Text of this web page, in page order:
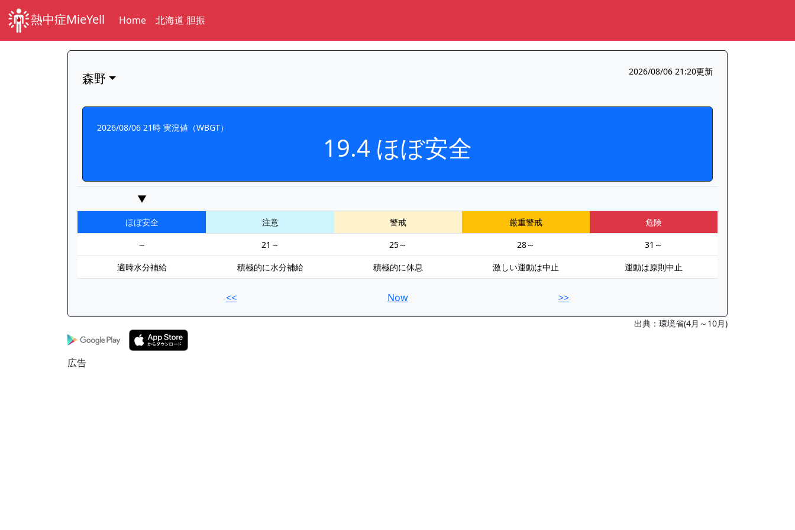
熱中症MieYell Home 北海道 胆振
森野 2026/08/06 21:20更新
2026/08/06 21時 実況値（WBGT）
19.4 ほぼ安全
▼
ほぼ安全 注意 警戒 厳重警戒
危険
～
21～ 25～ 28～
31～
適時水分補給
積極的に水分補給 積極的に休息 激しい運動は中止 運動は原則中止
<< Now >>
出典：環境省(4月～10月)
広告